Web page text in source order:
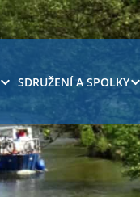
SDRUŽENÍ A SPOLKY